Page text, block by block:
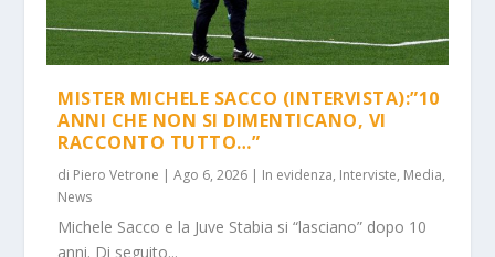
MISTER MICHELE SACCO (INTERVISTA):”10
ANNI CHE NON SI DIMENTICANO, VI
RACCONTO TUTTO…”
di Piero Vetrone |Ago 6, 2026 | In evidenza, Interviste, Media,
News
Michele Sacco e la Juve Stabia si “lasciano” dopo 10
anni. Di seguito...